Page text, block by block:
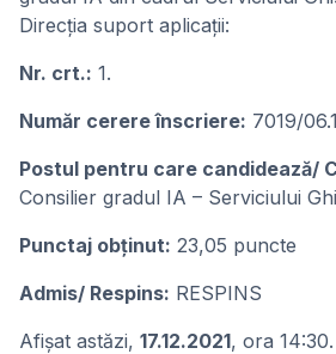
Direcția suport aplicații:
Nr. crt.: 1.
Număr cerere înscriere: 7019/
Postul pentru care candidează/
Consilier gradul IA – Serviciului
Punctaj obținut: 23,05 puncte
Admis/ Respins: RESPINS
Afișat astăzi, 17.12.2021, ora 14:30.